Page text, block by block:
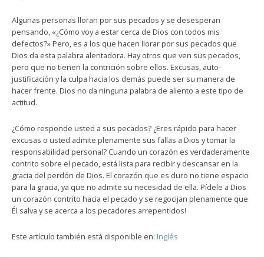
Algunas personas lloran por sus pecados y se desesperan
pensando, «¿Cómo voy a estar cerca de Dios con todos mis
defectos?» Pero, es a los que hacen llorar por sus pecados que
Dios da esta palabra alentadora. Hay otros que ven sus pecados,
pero que no tienen la contrición sobre ellos. Excusas, auto-
justificación y la culpa hacia los demás puede ser su manera de
hacer frente. Dios no da ninguna palabra de aliento a este tipo de
actitud.
¿Cómo responde usted a sus pecados? ¿Eres rápido para hacer
excusas o usted admite plenamente sus fallas a Dios y tomar la
responsabilidad personal? Cuando un corazón es verdaderamente
contrito sobre el pecado, está lista para recibir y descansar en la
gracia del perdón de Dios. El corazón que es duro no tiene espacio
para la gracia, ya que no admite su necesidad de ella. Pídele a Dios
un corazón contrito hacia el pecado y se regocijan plenamente que
Él salva y se acerca a los pecadores arrepentidos!
Este artículo también está disponible en: Inglés